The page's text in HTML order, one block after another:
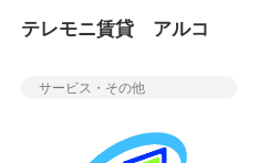
テレモニ賃貸 アルコ
サービス・その他